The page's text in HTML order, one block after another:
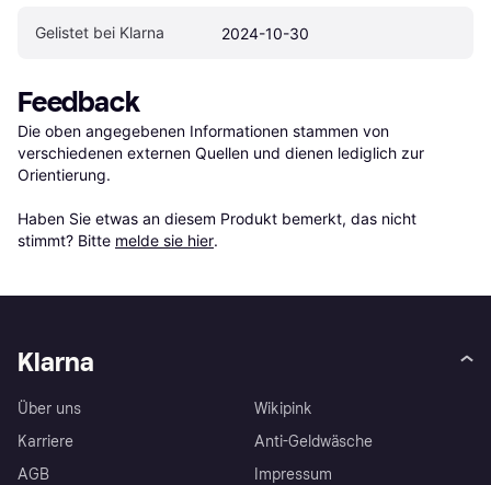
Gelistet bei Klarna 2024-10-30
Feedback
Die oben angegebenen Informationen stammen von
verschiedenen externen Quellen und dienen lediglich zur
Orientierung.
Haben Sie etwas an diesem Produkt bemerkt, das nicht
stimmt? Bitte melde sie hier.
Klarna
Über uns
Karriere
AGB
Wikipink
Anti-Geldwäsche
Impressum